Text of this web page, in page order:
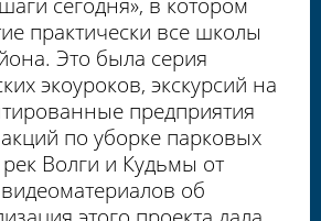
практически все школы
Это была серия
экоуроков, экскурсий на
предприятия
по уборке парковых
Волги и Кудьмы от
об